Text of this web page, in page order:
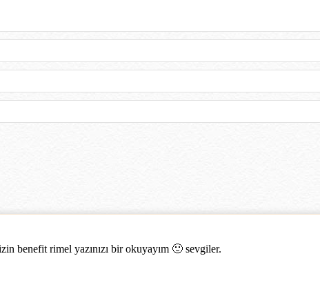
benefit rimel yazınızı bir okuyayım 🙂 sevgiler.